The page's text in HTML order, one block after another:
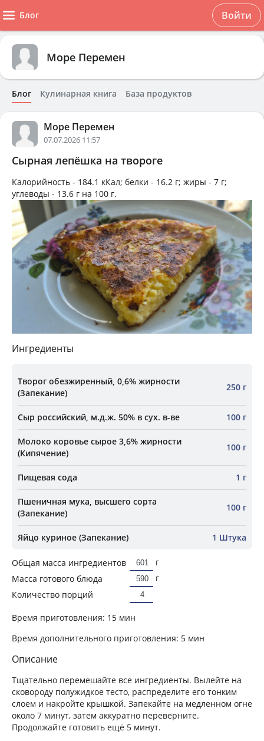
Блог Войти
Море Перемен
Блог Кулинарная книга База продуктов
Море Перемен
07.07.2026 11:57
Сырная лепёшка на твороге
Калорийность - 184.1 кКал; белки - 16.2 г; жиры - 7 г;
углеводы - 13.6 г на 100 г.
Ингредиенты
Творог обезжиренный, 0,6% жирности
(Запекание)
250 г
Сыр российский, м.д.ж. 50% в сух. в-ве 100 г
Молоко коровье сырое 3,6% жирности
(Кипячение)
100 г
Пищевая сода 1 г
Пшеничная мука, высшего сорта
(Запекание)
100 г
Яйцо куриное (Запекание) 1 Штука
Общая масса ингредиентов
г
Масса готового блюда
г
Количество порций
Время приготовления: 15 мин
Время дополнительного приготовления: 5 мин
Описание
Тщательно перемешайте все ингредиенты. Вылейте на
сковороду полужидкое тесто, распределите его тонким
слоем и накройте крышкой. Запекайте на медленном огне
около 7 минут, затем аккуратно переверните.
Продолжайте готовить ещё 5 минут.